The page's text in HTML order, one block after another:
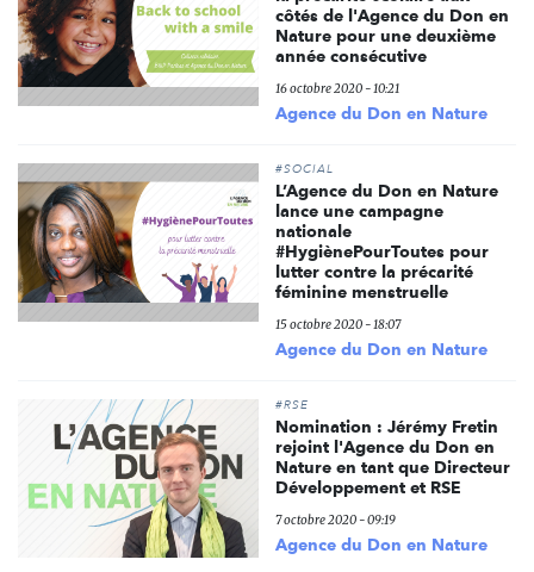
côtés de l'Agence du Don en
Nature pour une deuxième
année consécutive
16 octobre 2020 - 10:21
Agence du Don en Nature
#SOCIAL
L’Agence du Don en Nature
lance une campagne
nationale
#HygiènePourToutes pour
lutter contre la précarité
féminine menstruelle
15 octobre 2020 - 18:07
Agence du Don en Nature
#RSE
Nomination : Jérémy Fretin
rejoint l'Agence du Don en
Nature en tant que Directeur
Développement et RSE
7 octobre 2020 - 09:19
Agence du Don en Nature